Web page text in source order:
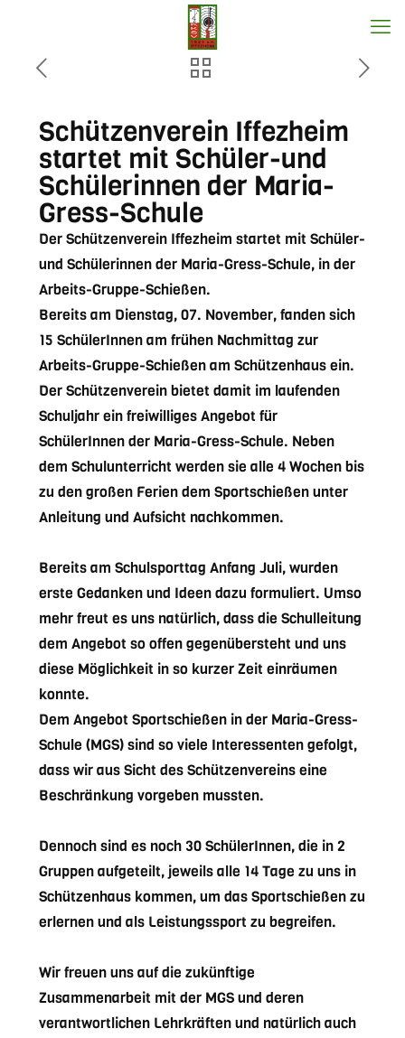
Schützenverein Iffezheim
startet mit Schüler-und
Schülerinnen der Maria-
Gress-Schule
Der Schützenverein Iffezheim startet mit Schüler-
und Schülerinnen der Maria-Gress-Schule, in der
Arbeits-Gruppe-Schießen.
Bereits am Dienstag, 07. November, fanden sich
15 SchülerInnen am frühen Nachmittag zur
Arbeits-Gruppe-Schießen am Schützenhaus ein.
Der Schützenverein bietet damit im laufenden
Schuljahr ein freiwilliges Angebot für
SchülerInnen der Maria-Gress-Schule. Neben
dem Schulunterricht werden sie alle 4 Wochen bis
zu den großen Ferien dem Sportschießen unter
Anleitung und Aufsicht nachkommen.
Bereits am Schulsporttag Anfang Juli, wurden
erste Gedanken und Ideen dazu formuliert. Umso
mehr freut es uns natürlich, dass die Schulleitung
dem Angebot so offen gegenübersteht und uns
diese Möglichkeit in so kurzer Zeit einräumen
konnte.
Dem Angebot Sportschießen in der Maria-Gress-
Schule (MGS) sind so viele Interessenten gefolgt,
dass wir aus Sicht des Schützenvereins eine
Beschränkung vorgeben mussten.
Dennoch sind es noch 30 SchülerInnen, die in 2
Gruppen aufgeteilt, jeweils alle 14 Tage zu uns in
Schützenhaus kommen, um das Sportschießen zu
erlernen und als Leistungssport zu begreifen.
Wir freuen uns auf die zukünftige
Zusammenarbeit mit der MGS und deren
verantwortlichen Lehrkräften und natürlich auch